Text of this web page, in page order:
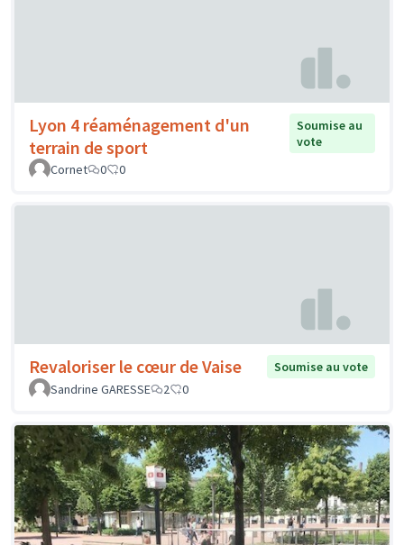
Lyon 4 réaménagement d'un
terrain de sport
Soumise au
vote
Cornet
0 0
Revaloriser le cœur de Vaise
Soumise au vote
Sandrine GARESSE
2 0